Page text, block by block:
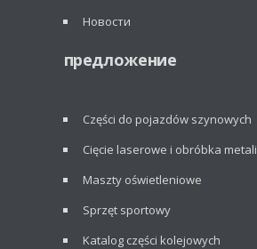
Новости
предложение
Części do pojazdów szynowych
Cięcie laserowe i obróbka metali
Maszty oświetleniowe
Sprzęt sportowy
Katalog części kolejowych